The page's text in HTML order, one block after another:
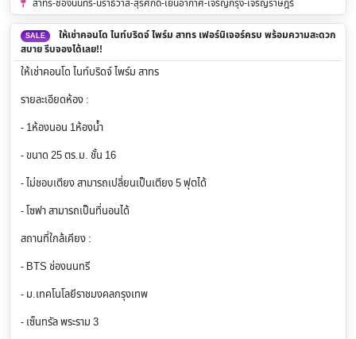
สาทร-ช่องนนทรี-นราธิวาส-สุรศักดิ์-เย็นอากาศ-เจริญกรุง-เจริญราษฎร์
SALE
ให้เช่าคอนโด ไนท์บริดจ์ ไพร์ม สาทร เฟอร์นิเจอร์ครบ พร้อมความสะดวก
สบาย รีบจองได้เลย!!
ให้เช่าคอนโด ไนท์บริดจ์ ไพร์ม สาทร
รายละเอียดห้อง :
- 1ห้องนอน 1ห้องน้ำ
- ขนาด 25 ตร.ม. ชั้น 16
- ไม่ชอบเตียง สามารถเปลี่ยนเป็นเตียง 5 ฟุตได้
- โซฟา สามารถเป็นที่นอนได้
สถานที่ใกล้เคียง :
- BTS ช่องนนทรี
- ม.เทคโนโลยีราชมงคลกรุงเทพ
- เซ็นทรัล พระราม 3